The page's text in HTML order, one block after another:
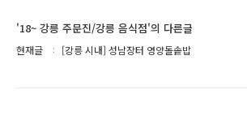
'18~ 강릉 주문진/강릉 음식점'의 다른글
현재글 [강릉 시내] 성남장터 영양돌솥밥